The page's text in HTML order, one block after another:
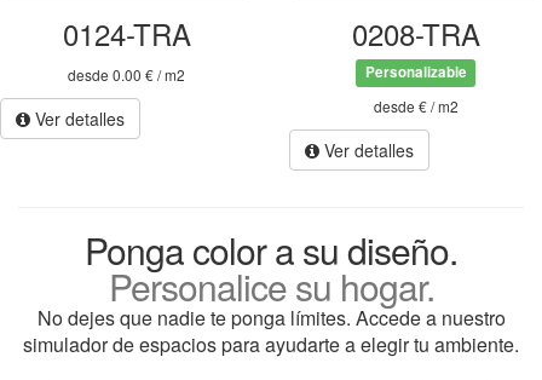
0124-TRA
desde 0.00 € / m2
Ver detalles
0208-TRA
Personalizable
desde € / m2
Ver detalles
Ponga color a su diseño.
Personalice su hogar.
No dejes que nadie te ponga límites. Accede a nuestro
simulador de espacios para ayudarte a elegir tu ambiente.